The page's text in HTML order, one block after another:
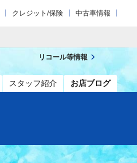
クレジット/保険 中古車情報
スタッフ紹介 お店ブログ
リコール等情報